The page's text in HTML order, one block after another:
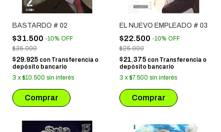
BASTARDO # 02
$31.500 -10% OFF
$35.000
$29.925 con Transferencia o
depósito bancario
3 x $10.500 sin interés
EL NUEVO EMPLEADO # 03
$22.500 -10% OFF
$25.000
$21.375 con Transferencia o
depósito bancario
3 x $7.500 sin interés